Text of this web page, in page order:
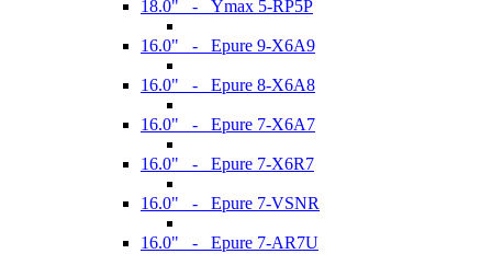
18.0" - Ymax 5-RP5P
16.0" - Epure 9-X6A9
16.0" - Epure 8-X6A8
16.0" - Epure 7-X6A7
16.0" - Epure 7-X6R7
16.0" - Epure 7-VSNR
16.0" - Epure 7-AR7U